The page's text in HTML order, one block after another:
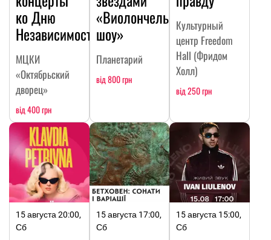
ко Дню
Независимости
МЦКИ
«Октябрьский
дворец»
від 400 грн
«Виолончельное
шоу»
Планетарий
від 800 грн
Культурный
центр Freedom
Hall (Фридом
Холл)
від 250 грн
15 августа 20:00,
Сб
15 августа 17:00,
Сб
15 августа 15:00,
Сб